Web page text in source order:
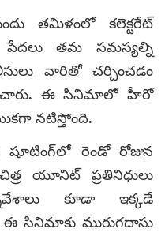
తమిళంలో కలెక్టరేట్
పేదలు తమ సమస్యల్ని
వారితో చర్చించడం
ఈ సినిమాలో హీరో
నటిస్తోంది.
షూటింగ్‌లో రెండో రోజున
యూనిట్ ప్రతినిధులు
కూడా ఇక్కడే
ఈ సినిమాకు మురుగదాసు